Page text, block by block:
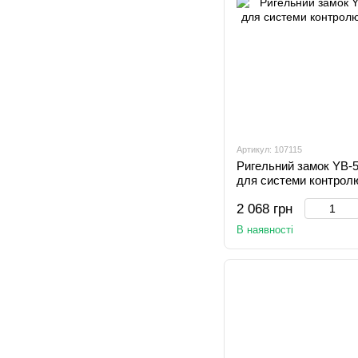
Артикул: 107115
Ригельний замок YB-
для системи
2 068 грн
В наявності